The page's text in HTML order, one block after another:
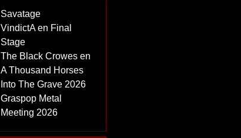
Savatage
VindictA en Final
Stage
The Black Crowes en
A Thousand Horses
Into The Grave 2026
Graspop Metal
Meeting 2026